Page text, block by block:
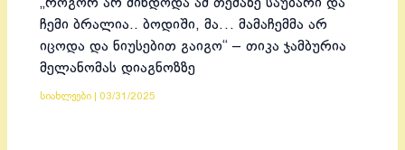
„როგორ არ მინდოდა ამ თემაზე საუბარი და
ჩემი ბრალია.. ბოდიში, მა… მამაჩემმა არ
იცოდა და ნიუსებით გაიგო“ – თიკა ჯამბურია
მელანომას დიაგნოზზე
სიახლეები 03/31/2025